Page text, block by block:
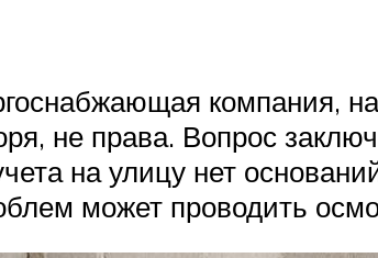
компания,
не права. Вопрос
на улицу нет
может проводить